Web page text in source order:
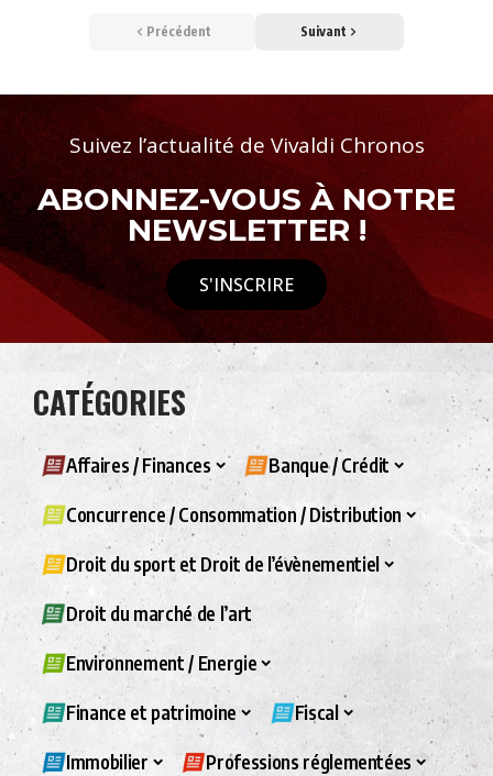
Précédent Suivant
Suivez l’actualité de Vivaldi Chronos
ABONNEZ-VOUS À NOTRE
NEWSLETTER !
S'INSCRIRE
CATÉGORIES
Affaires / Finances Banque / Crédit
Concurrence / Consommation / Distribution
Droit du sport et Droit de l’évènementiel
Droit du marché de l’art
Environnement / Energie
Finance et patrimoine Fiscal
Immobilier Professions réglementées